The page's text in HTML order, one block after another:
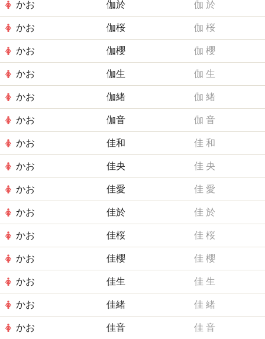
かお 伽於 伽 於
かお 伽桜 伽 桜
かお 伽櫻 伽 櫻
かお 伽生 伽 生
かお 伽緒 伽 緒
かお 伽音 伽 音
かお 佳和 佳 和
かお 佳央 佳 央
かお 佳愛 佳 愛
かお 佳於 佳 於
かお 佳桜 佳 桜
かお 佳櫻 佳 櫻
かお 佳生 佳 生
かお 佳緒 佳 緒
かお 佳音 佳 音